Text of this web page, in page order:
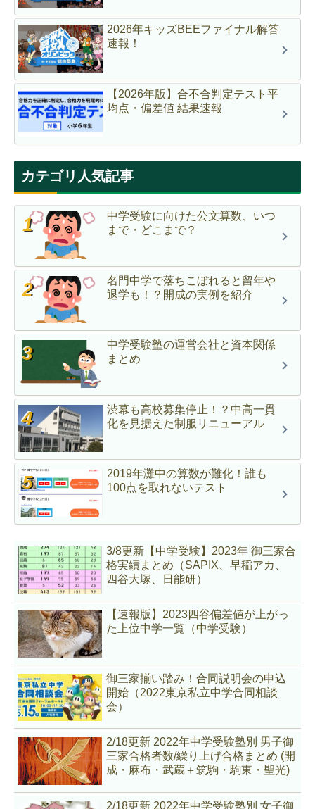
2026年キッズBEEファイナル解答
速報！
【2026年版】合不合判定テスト平
均点・偏差値 結果速報
カテゴリ人気記事
中学受験に向けた公文算数、いつ
まで・どこまで？
名門中学で落ちこぼれると留年や
退学も！？開成の実例を紹介
中学受験塾の運営会社と資本関係
まとめ
渋幕も高校募集停止！？中高一貫
化を見据えた制服リニューアル
2019年灘中の算数が難化！誰も
100点を取れないテスト
3/8更新【中学受験】2023年 御三家合
格実績まとめ（SAPIX、早稲アカ、
四谷大塚、日能研）
【速報版】2023四谷偏差値が上がっ
た上位中学一覧（中学受験）
御三家揃い踏み！合同説明会の申込
開始（2022東京私立中学合同相談
会）
2/18更新 2022年中学受験塾別 男子御
三家合格者数/繰り上げ合格まとめ (開
成・麻布・武蔵＋筑駒・駒東・聖光)
2/18更新 2022年中学受験塾別 女子御